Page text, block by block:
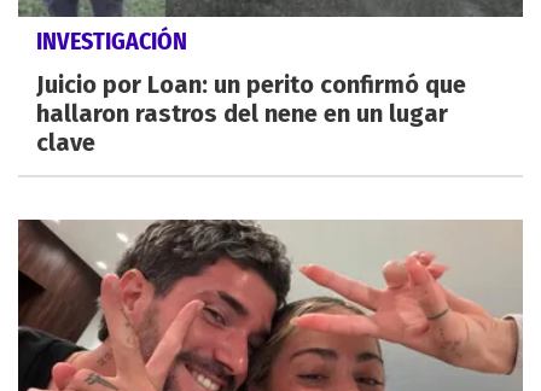
INVESTIGACIÓN
Juicio por Loan: un perito confirmó que
hallaron rastros del nene en un lugar
clave